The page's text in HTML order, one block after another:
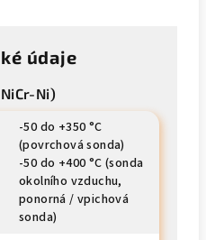
údaje
Ni)
-50 do +350 °C
(povrchová sonda)
-50 do +400 °C (sonda
okolního vzduchu,
ponorná / vpichová
sonda)